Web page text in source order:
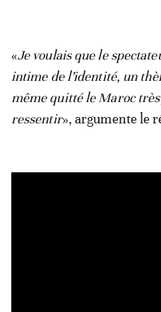
«Je voulais que le
intime de l’identité, un
même quitté le Maroc
ressentir», argumente le